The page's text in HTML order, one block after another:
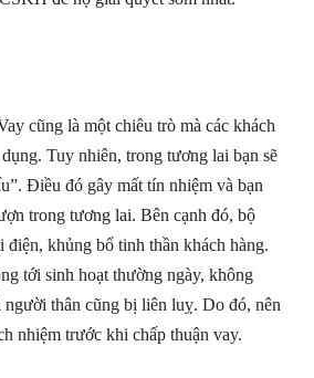
cũng là một chiêu trò mà các khách
Tuy nhiên, trong tương lai bạn sẽ
Điều đó gây mất tín nhiệm và bạn
trong tương lai. Bên cạnh đó, bộ
điện, khủng bố tinh thần khách hàng.
tới sinh hoạt thường ngày, không
người thân cũng bị liên luỵ. Do đó, nên
nhiệm trước khi chấp thuận vay.